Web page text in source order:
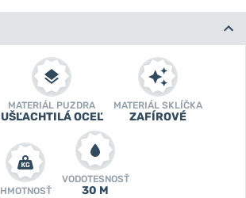
MATERIÁL PUZDRA
UŠĽACHTILÁ OCEĽ
MATERIÁL SKLÍČKA
ZAFÍROVÉ
HMOTNOSŤ
VODOTESNOSŤ
30 M